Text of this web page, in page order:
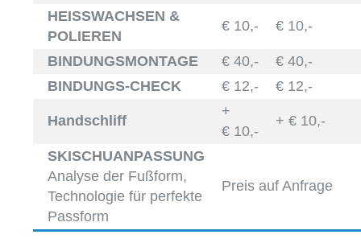
HEISSWACHSEN &
POLIEREN
€ 10,- € 10,-
BINDUNGSMONTAGE € 40,-
€ 40,-
BINDUNGS-CHECK
€ 12,- € 12,-
Handschliff
+
€ 10,-
+ € 10,-
SKISCHUANPASSUNG
Analyse der Fußform,
Technologie für perfekte
Passform
Preis auf Anfrage